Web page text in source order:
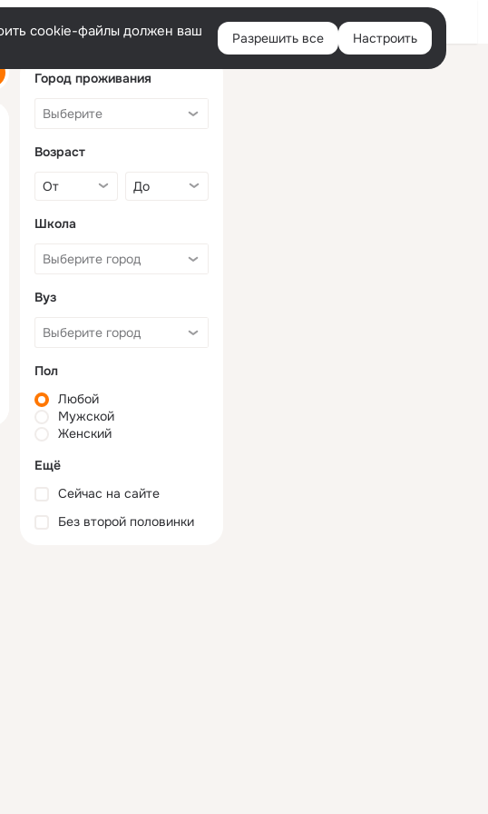
Войти
cookie-файлы должен ваш
Разрешить все Настроить
Город проживания
Возраст
Школа
Вуз
Пол
Любой
Мужской
Женский
Ещё
Сейчас на сайте
Без второй половинки